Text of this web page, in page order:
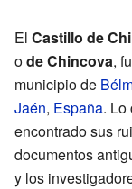
El Castillo de
ode Chincova,
municipio de
Jaén, España. Lo
encontrado sus
documentos
y los